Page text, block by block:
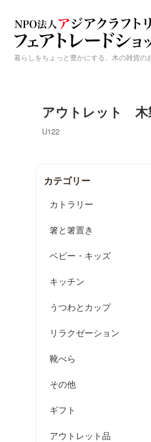
暮らしをちょっと豊かにする、木の雑貨の
アウトレット 木
U122
カテゴリー
カトラリー
箸と箸置き
ベビー・キッズ
キッチン
うつわとカップ
リラクゼーション
靴べら
その他
ギフト
アウトレット品